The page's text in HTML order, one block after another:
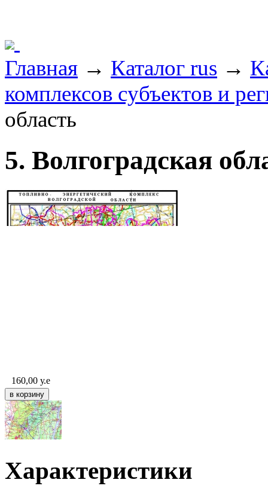
Главная → Каталог rus →
комплексов субъектов и
область
5. Волгоградская
160,00 у.е
Характеристики